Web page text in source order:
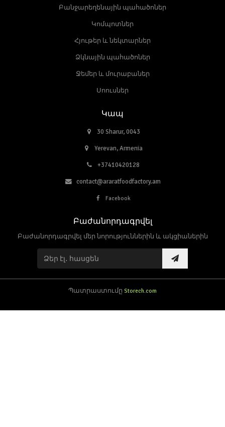
Բանջարեղենային պահածոներ
Կոմպոտներ
Հյութեր և նեկտարներ
Ձկնային պահածոներ
Ջեմեր և մուրաբաներ
Սոուսներ
Կապ
30 Sharur, 0043
Yerevan, Armenia
+37410420128
contact@araratfoodfactory.am
Facebook
Բաժանորդագրվել
Բաժանորդագրվել մեր նորություններին և ակցիաներին
Պատրաստումը Storech.com